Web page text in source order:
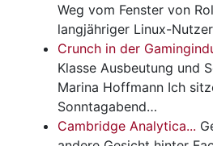
Weg vom Fenster von
langjähriger Linux-
Crunch in der
Klasse Ausbeutung und
Marina Hoffmann Ich
Sonntagabend…
Cambridge Analytica...